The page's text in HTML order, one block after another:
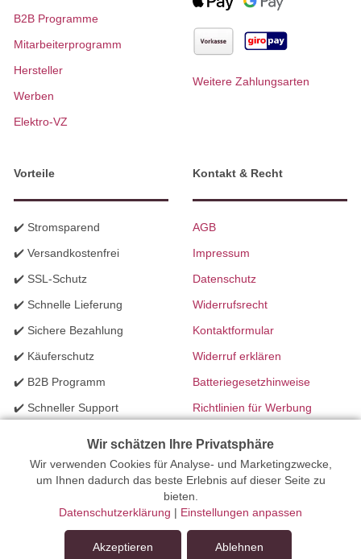
Dieses Produkt ist leider nicht mehr verfügbar.
B2B Programme
Mitarbeiterprogramm
Hersteller
Werben
Elektro-VZ
Weitere Zahlungsarten
Vorteile
✔️ Stromsparend
✔️ Versandkostenfrei
✔️ SSL-Schutz
✔️ Schnelle Lieferung
✔️ Sichere Bezahlung
✔️ Käuferschutz
✔️ B2B Programm
✔️ Schneller Support
Kontakt & Recht
AGB
Impressum
Datenschutz
Widerrufsrecht
Kontaktformular
Widerruf erklären
Batteriegesetzhinweise
Richtlinien für Werbung
Ihr Onlinefachhandel für Beleuchtung seit 2012 | Erstellt mit
peleides.io
Wir schätzen Ihre Privatsphäre
Wir verwenden Cookies für Analyse- und Marketingzwecke,
um Ihnen dadurch das beste Erlebnis auf dieser Seite zu
bieten.
Datenschutzerklärung | Einstellungen anpassen
Akzeptieren Ablehnen